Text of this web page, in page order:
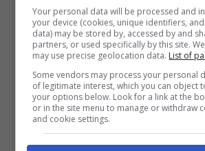
Your personal data will be processed and
your device (cookies, unique identifiers,
data) may be stored by, accessed by and
partners, or used specifically by this site.
may use precise geolocation data. List of
Some vendors may process your personal
of legitimate interest, which you can object
your options below. Look for a link at the
or in the site menu to manage or withdraw
and cookie settings.